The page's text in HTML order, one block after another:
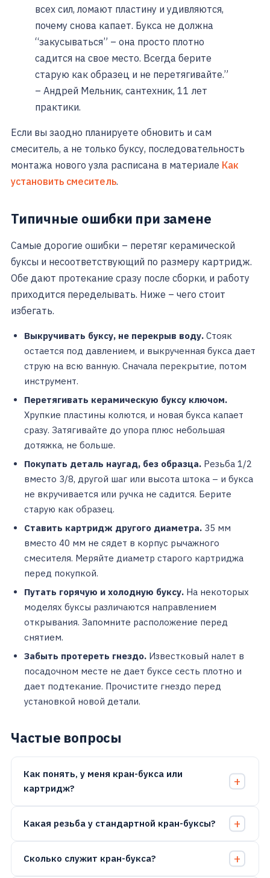
всех сил, ломают пластину и удивляются,
почему снова капает. Букса не должна
“закусываться” – она просто плотно
садится на свое место. Всегда берите
старую как образец и не перетягивайте.”
– Андрей Мельник, сантехник, 11 лет
практики.
Если вы заодно планируете обновить и сам
смеситель, а не только буксу, последовательность
монтажа нового узла расписана в материале Как
установить смеситель.
Типичные ошибки при замене
Самые дорогие ошибки – перетяг керамической
буксы и несоответствующий по размеру картридж.
Обе дают протекание сразу после сборки, и работу
приходится переделывать. Ниже – чего стоит
избегать.
Выкручивать буксу, не перекрыв воду. Стояк
остается под давлением, и выкрученная букса дает
струю на всю ванную. Сначала перекрытие, потом
инструмент.
Перетягивать керамическую буксу ключом.
Хрупкие пластины колются, и новая букса капает
сразу. Затягивайте до упора плюс небольшая
дотяжка, не больше.
Покупать деталь наугад, без образца. Резьба 1/2
вместо 3/8, другой шаг или высота штока – и букса
не вкручивается или ручка не садится. Берите
старую как образец.
Ставить картридж другого диаметра. 35 мм
вместо 40 мм не сядет в корпус рычажного
смесителя. Меряйте диаметр старого картриджа
перед покупкой.
Путать горячую и холодную буксу. На некоторых
моделях буксы различаются направлением
открывания. Запомните расположение перед
снятием.
Забыть протереть гнездо. Известковый налет в
посадочном месте не дает буксе сесть плотно и
дает подтекание. Прочистите гнездо перед
установкой новой детали.
Частые вопросы
Как понять, у меня кран-букса или
картридж?
Какая резьба у стандартной кран-буксы?
Сколько служит кран-букса?